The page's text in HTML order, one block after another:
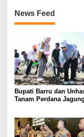
News Feed
Bupati Barru dan
Tanam Perdana